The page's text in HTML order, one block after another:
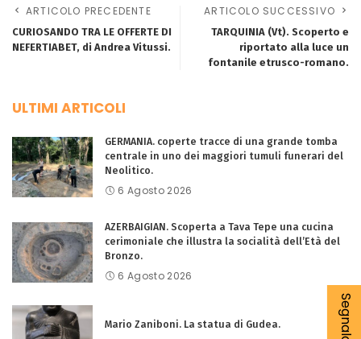
ARTICOLO PRECEDENTE
CURIOSANDO TRA LE OFFERTE DI
NEFERTIABET, di Andrea Vitussi.
ARTICOLO SUCCESSIVO
TARQUINIA (Vt). Scoperto e
riportato alla luce un
fontanile etrusco-romano.
ULTIMI ARTICOLI
GERMANIA. coperte tracce di una grande tomba
centrale in uno dei maggiori tumuli funerari del
Neolitico.
6 Agosto 2026
AZERBAIGIAN. Scoperta a Tava Tepe una cucina
cerimoniale che illustra la socialità dell’Età del
Bronzo.
6 Agosto 2026
Mario Zaniboni. La statua di Gudea.